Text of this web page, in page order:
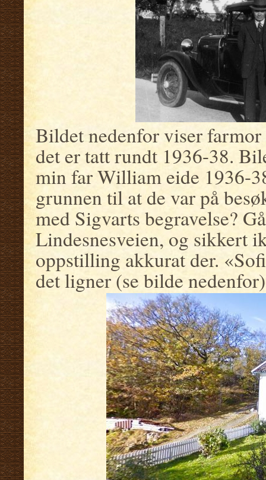
Bildet nedenfor viser
det er tatt rundt 1936-38.
min far William eide 1936-
grunnen til at de var på
med Sigvarts begravelse?
Lindesnesveien, og sikkert
oppstilling akkurat der.
det ligner (se bilde